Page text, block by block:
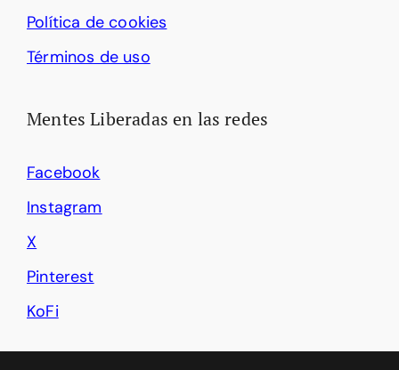
Política de cookies
Términos de uso
Mentes Liberadas en las redes
Facebook
Instagram
X
Pinterest
KoFi